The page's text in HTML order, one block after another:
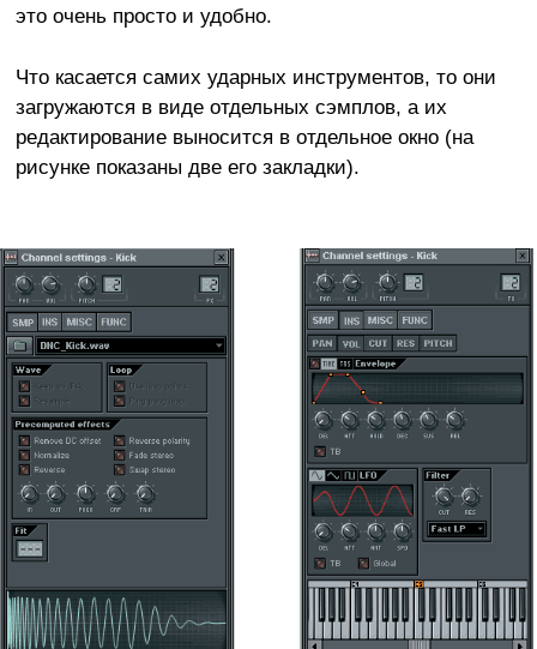
это очень просто и удобно.
Что касается самих ударных инструментов, то они
загружаются в виде отдельных сэмплов, а их
редактирование выносится в отдельное окно (на
рисунке показаны две его закладки).